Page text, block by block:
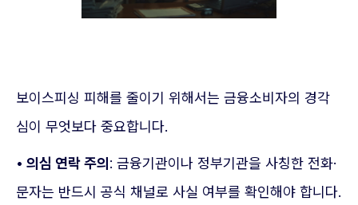
보이스피싱 피해를 줄이기 위해서는 금융소비자의 경각
심이 무엇보다 중요합니다.
• 의심 연락 주의 : 금융기관이나 정부기관을 사칭한 전화·
문자는 반드시 공식 채널로 사실 여부를 확인해야 합니다.